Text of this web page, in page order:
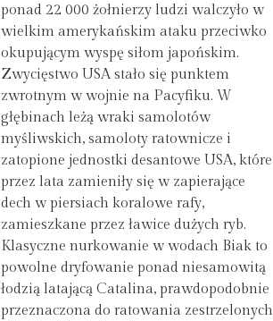
ponad 22 000 żołnierzy ludzi walczyło w
wielkim amerykańskim ataku przeciwko
okupującym wyspę siłom japońskim.
Zwycięstwo USA stało się punktem
zwrotnym w wojnie na Pacyfiku. W
głębinach leżą wraki samolotów
myśliwskich, samoloty ratownicze i
zatopione jednostki desantowe USA, które
przez lata zamieniły się w zapierające
dech w piersiach koralowe rafy,
zamieszkane przez ławice dużych ryb.
Klasyczne nurkowanie w wodach Biak to
powolne dryfowanie ponad niesamowitą
łodzią latającą Catalina, prawdopodobnie
przeznaczona do ratowania zestrzelonych